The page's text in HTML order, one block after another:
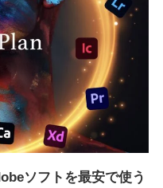
ソフトを最安で使う